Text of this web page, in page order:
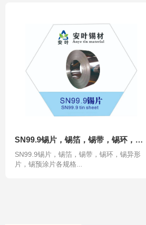
SN99.9锡片，锡箔，锡带，锡环，锡异形片，锡预涂片各规格可定制
SN99.9锡片，锡箔，锡带，锡环，锡异形
片，锡预涂片各规格...